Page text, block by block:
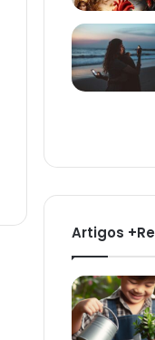
Artigos